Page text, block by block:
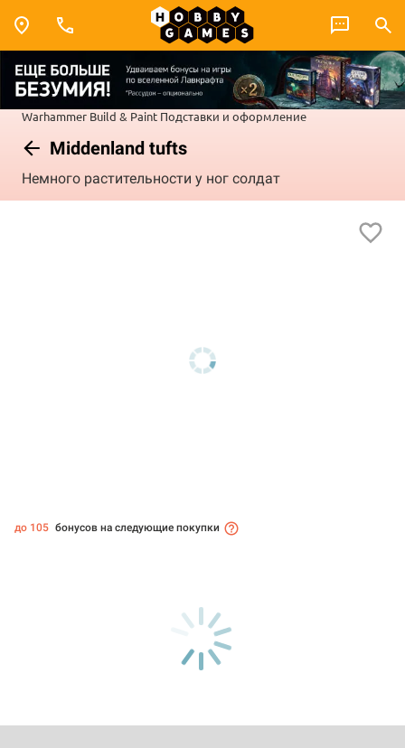
Warhammer Build & Paint Подставки и оформление
Middenland tufts
Немного растительности у ног солдат
до 105 бонусов на следующие покупки